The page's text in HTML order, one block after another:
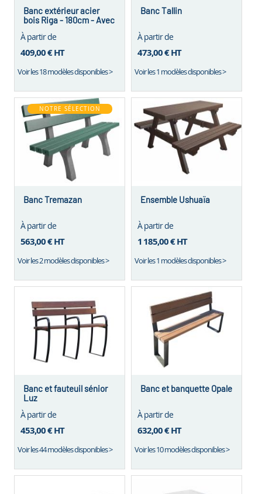
Banc extérieur acier
bois Riga - 180cm - Avec
À partir de
409,00 €HT
Voir les 18 modèles disponibles >
Banc Tallin
À partir de
473,00 €HT
Voir les 1 modèles disponibles >
NOTRE SÉLECTION
Banc Tremazan
À partir de
563,00 €HT
Voir les 2 modèles disponibles >
Ensemble Ushuaïa
À partir de
1 185,00 €HT
Voir les 1 modèles disponibles >
Banc et fauteuil sénior
Luz
À partir de
453,00 €HT
Voir les 44 modèles disponibles >
Banc et banquette Opale
À partir de
632,00 €HT
Voir les 10 modèles disponibles >